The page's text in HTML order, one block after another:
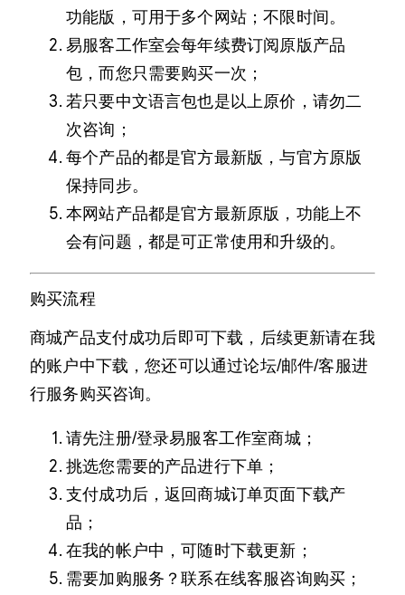
功能版，可用于多个网站；不限时间。
易服客工作室会每年续费订阅原版产品
包，而您只需要购买一次；
若只要中文语言包也是以上原价，请勿二
次咨询；
每个产品的都是官方最新版，与官方原版
保持同步。
本网站产品都是官方最新原版，功能上不
会有问题，都是可正常使用和升级的。
购买流程
商城产品支付成功后即可下载，后续更新请在我
的账户中下载，您还可以通过论坛/邮件/客服进
行服务购买咨询。
请先注册/登录易服客工作室商城；
挑选您需要的产品进行下单；
支付成功后，返回商城订单页面下载产
品；
在我的帐户中，可随时下载更新；
需要加购服务？联系在线客服咨询购买；